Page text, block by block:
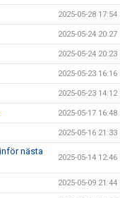
2025-05-28 17:54
2025-05-24 20:27
2025-05-24 20:23
2025-05-23 16:16
2025-05-23 14:12
2025-05-17 16:48
2025-05-16 21:33
nästa
2025-05-14 12:46
2025-05-09 21:44